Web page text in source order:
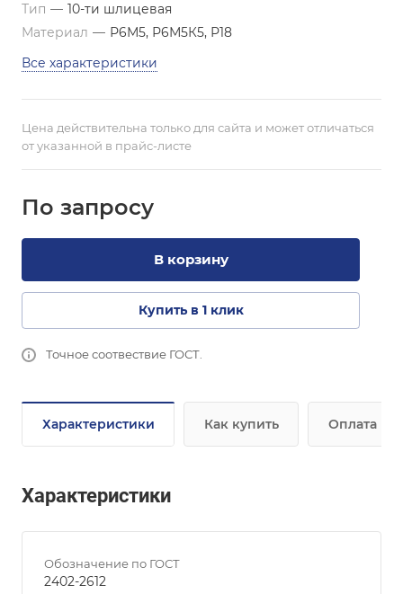
Тип — 10-ти шлицевая
Материал — Р6М5, Р6М5К5, Р18
Все характеристики
Цена действительна только для сайта и может отличаться
от указанной в прайс-листе
По запросу
В корзину
Купить в 1 клик
Точное соотвествие ГОСТ.
Характеристики Как купить Оплата
Характеристики
Обозначение по ГОСТ
2402-2612